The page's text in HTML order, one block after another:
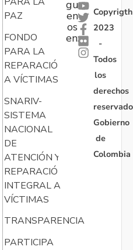
PAZ
FONDO
PARA LA
REPARACIÓN
A VÍCTIMAS
SNARIV-
SISTEMA
NACIONAL
DE
ATENCIÓN Y
REPARACIÓN
INTEGRAL A
VÍCTIMAS
TRANSPARENCIA
PARTICIPA
gu
en
os
en:
Copyrigth
2023
-
Todos
los
derechos
Gobierno
de
Colombia